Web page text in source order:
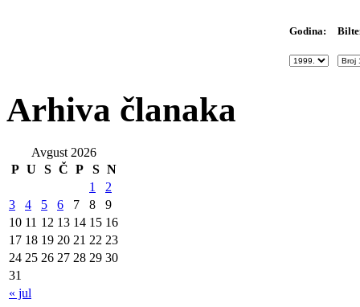
Godina:
Arhiva članaka
Avgust 2026
P U S Č P S N
« jul
1
2
3
4 5 6 7 8
9
10 11 12 13 14 15 16
17 18 19 20 21 22 23
24 25 26 27 28 29 30
31